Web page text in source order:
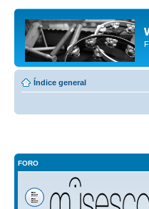
Índice general
FORO